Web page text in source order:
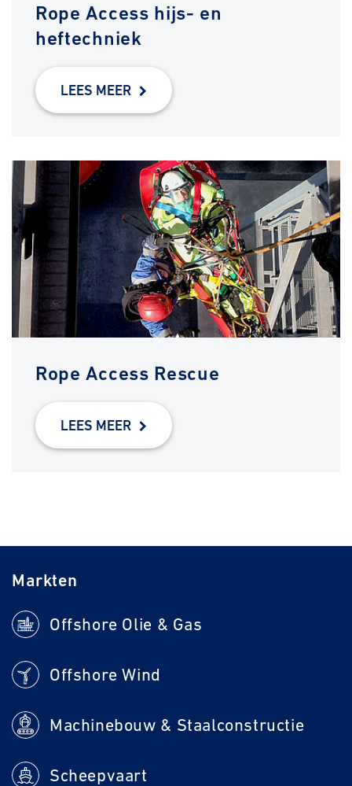
Rope Access hijs- en
heftechniek
LEES MEER
Rope Access Rescue
LEES MEER
Markten
Offshore Olie & Gas
Offshore Wind
Machinebouw & Staalconstructie
Scheepvaart